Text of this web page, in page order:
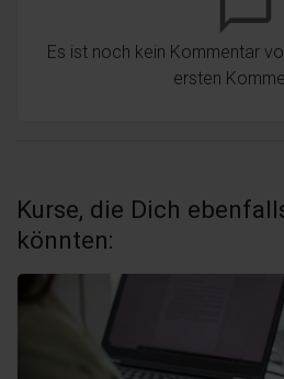
Es ist noch kein Kommentar
ersten
Kurse, die Dich
könnten: